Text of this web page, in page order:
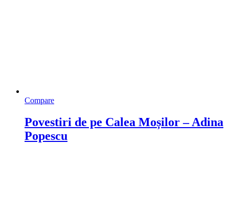
Compare
Povestiri de pe Calea Moșilor – Adina
Popescu